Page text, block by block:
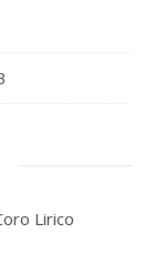
Lirico